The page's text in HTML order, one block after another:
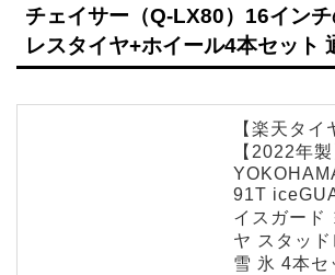
チェイサー（Q-LX80）16イン
レスタイヤ+ホイール4本セット
【楽天タイ
【2022年製
91T
イスガード
ヤ スタッ
雪 氷 4本セ